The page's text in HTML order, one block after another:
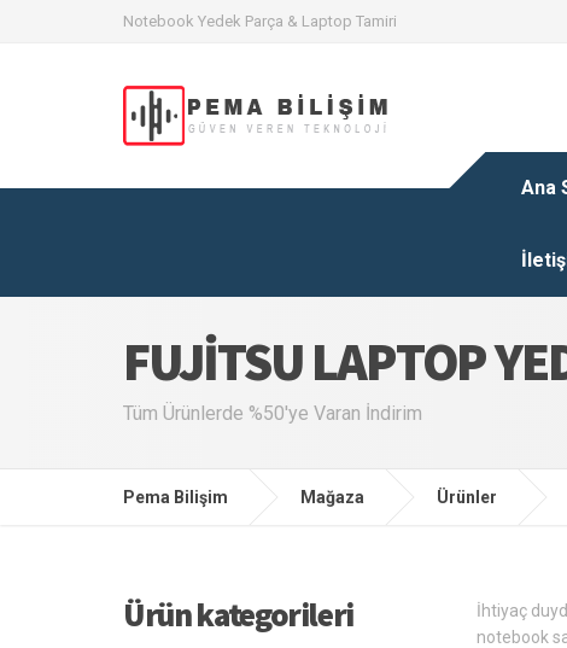
Notebook Yedek Parça & Laptop Tamiri
Ana
FUJITSU LAPTOP
Tüm Ürünlerde %50'ye Varan İndirim
Pema Bilişim Mağaza Ürünler
İhtiyaç
notebook
Ürün kategorileri